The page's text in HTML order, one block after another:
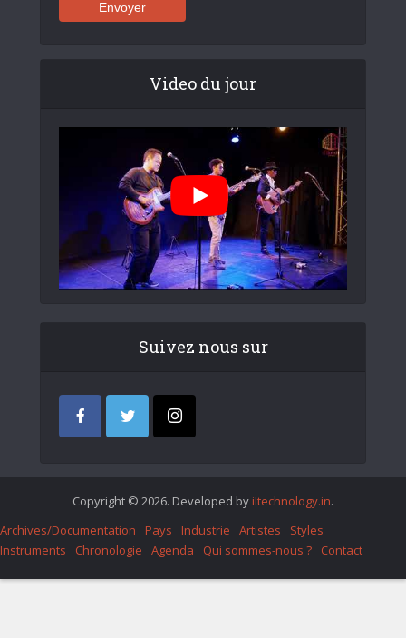
Video du jour
Suivez nous sur
Copyright © 2026. Developed by iItechnology.in.
Archives/Documentation
Pays Industrie Artistes
Styles
Instruments
Chronologie Agenda Qui sommes-nous ? Contact